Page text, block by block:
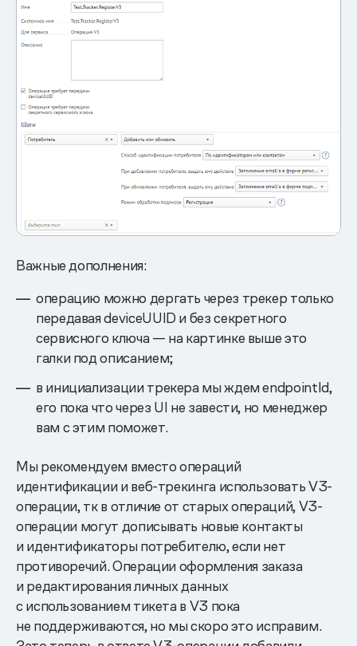
Важные дополнения:
операцию можно дергать через трекер только
передавая deviceUUID и без секретного
сервисного ключа — на картинке выше это
галки под описанием;
в инициализации трекера мы ждем endpointId,
его пока что через UI не завести, но менеджер
вам с этим поможет.
Мы рекомендуем вместо операций
идентификации и веб-трекинга использовать V3-
операции, тк в отличие от старых операций, V3-
операции могут дописывать новые контакты
и идентификаторы потребителю, если нет
противоречий. Операции оформления заказа
и редактирования личных данных
с использованием тикета в V3 пока
не поддерживаются, но мы скоро это исправим.